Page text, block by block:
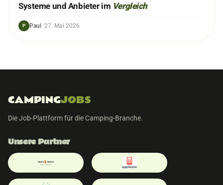
Systeme und Anbieter im Vergleich
P Paul· 27. Mai 2026
CAMPINGJOBS
Die Job-Plattform für die Camping-Branche.
Unsere Partner